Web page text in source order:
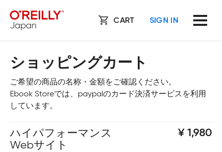
CART SIGN IN
ショッピングカート
ご希望の商品の名称・金額をご確認ください。
Ebook Storeでは、paypalのカード決済サービスを利用
しています。
ハイパフォーマンス
Webサイト
1,980